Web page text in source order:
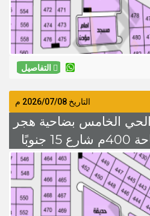
التفاصيل
التاريخ 2026/07/08 م
الخامس بضاحية هجر
رقم 442-1/د المساحة 400م شارع 15 جنوبًا
السوم